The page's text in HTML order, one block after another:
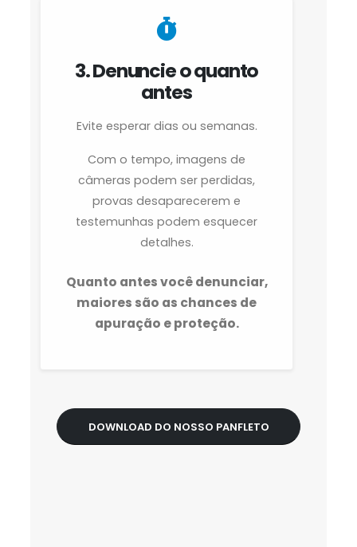
3. Denuncie o quanto
antes
Evite esperar dias ou semanas.
Com o tempo, imagens de
câmeras podem ser perdidas,
provas desaparecerem e
testemunhas podem esquecer
detalhes.
Quanto antes você denunciar,
maiores são as chances de
apuração e proteção.
DOWNLOAD DO NOSSO PANFLETO